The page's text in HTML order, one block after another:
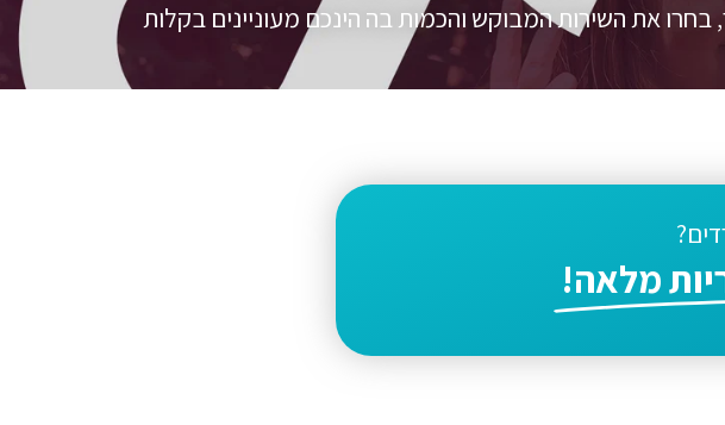
את השירות המבוקש והכמות בה הינכם מעוניינים בקלות
מלאה!